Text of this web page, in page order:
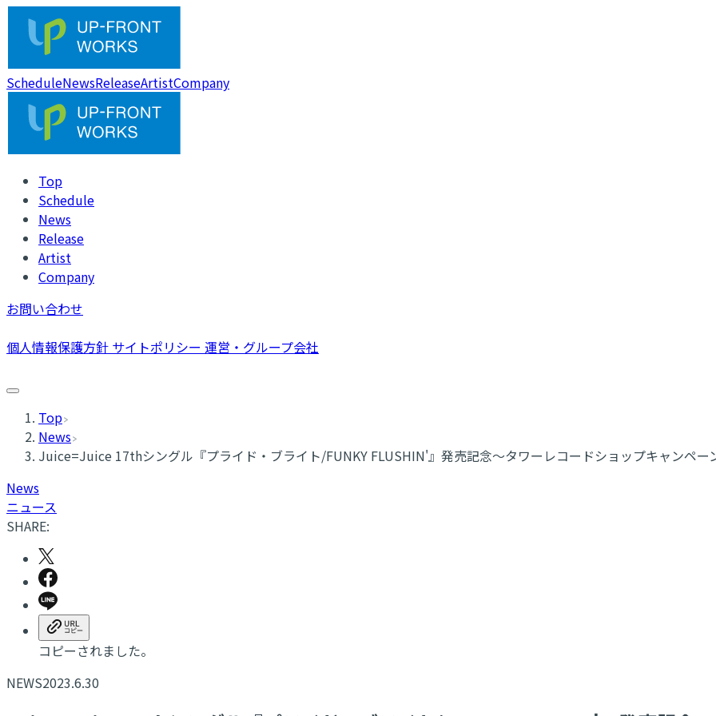
ScheduleNewsReleaseArtistCompany
Top
Schedule
News
Release
Artist
Company
お問い合わせ
個人情報保護方針 サイトポリシー 運営・グループ会社
Top
News
Juice=Juice 17thシングル『プライド・ブライト/FUNKY FLUSHIN'』発売記念～タワーレコードショップキャンペー
News
ニュース
SHARE:
コピーされました。
NEWS2023.6.30